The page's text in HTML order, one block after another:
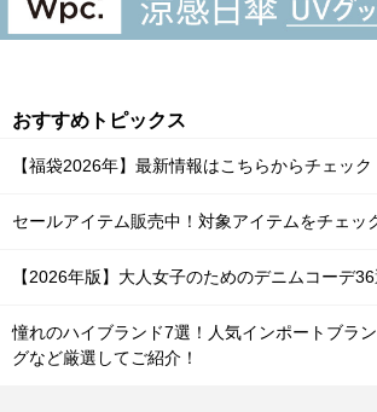
おすすめトピックス
【福袋2026年】最新情報はこちらからチェック
セールアイテム販売中！対象アイテムをチェッ
【2026年版】大人女子のためのデニムコーデ36
憧れのハイブランド7選！人気インポートブラ
グなど厳選してご紹介！